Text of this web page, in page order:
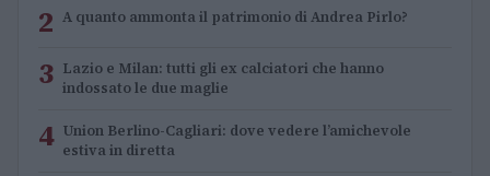
2 A quanto ammonta il patrimonio di Andrea Pirlo?
3 Lazio e Milan: tutti gli ex calciatori che hanno
indossato le due maglie
4 Union Berlino-Cagliari: dove vedere l’amichevole
estiva in diretta